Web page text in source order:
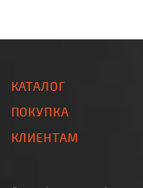
КАТАЛОГ
ПОКУПКА
КЛИЕНТАМ